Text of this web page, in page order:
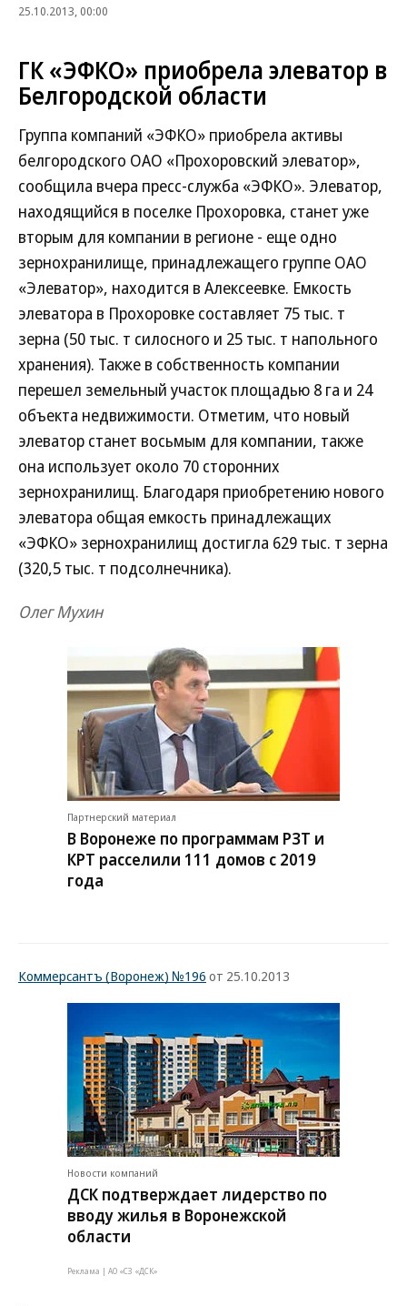
25.10.2013, 00:00
ГК «ЭФКО» приобрела элеватор в
Белгородской области
Группа компаний «ЭФКО» приобрела активы
белгородского ОАО «Прохоровский элеватор»,
сообщила вчера пресс-служба «ЭФКО». Элеватор,
находящийся в поселке Прохоровка, станет уже
вторым для компании в регионе - еще одно
зернохранилище, принадлежащего группе ОАО
«Элеватор», находится в Алексеевке. Емкость
элеватора в Прохоровке составляет 75 тыс. т
зерна (50 тыс. т силосного и 25 тыс. т напольного
хранения). Также в собственность компании
перешел земельный участок площадью 8 га и 24
объекта недвижимости. Отметим, что новый
элеватор станет восьмым для компании, также
она использует около 70 сторонних
зернохранилищ. Благодаря приобретению нового
элеватора общая емкость принадлежащих
«ЭФКО» зернохранилищ достигла 629 тыс. т зерна
(320,5 тыс. т подсолнечника).
Олег Мухин
Партнерский материал
В Воронеже по программам РЗТ и
КРТ расселили 111 домов с 2019
года
Коммерсантъ (Воронеж) №196 от 25.10.2013
Новости компаний
ДСК подтверждает лидерство по
вводу жилья в Воронежской
области
Реклама | АО «СЗ «ДСК»